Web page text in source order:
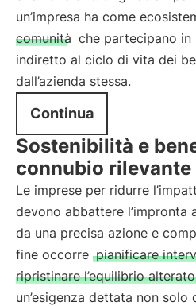
un’impresa ha come
comunità che partecipano
indiretto al ciclo di vita dei
dall’azienda stessa.
Continua
Sostenibilità e
connubio rilevante
Le imprese per ridurre
devono abbattere l’impronta
da una precisa azione e
fine occorre pianificare
ripristinare l’equilibrio alterato
un’esigenza dettata non solo